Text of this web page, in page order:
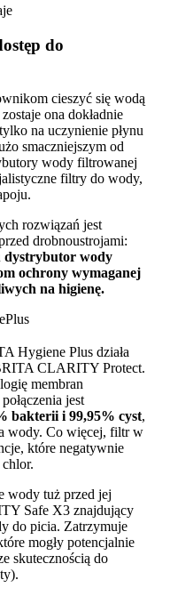
do
cieszyć się wodą
ona dokładnie
na uczynienie płynu
smaczniejszym od
wody filtrowanej
filtry do wody,
rozwiązań jest
drobnoustrojami:
dystrybutor wody
ochrony wymaganej
na higienę.
Hygiene Plus działa
CLARITY Protect.
membran
jest
bakterii i 99,95% cyst,
wody. Co więcej, filtr w
które negatywnie
wody tuż przed jej
Safe X3 znajdujący
do picia. Zatrzymuje
mogły potencjalnie
skutecznością do